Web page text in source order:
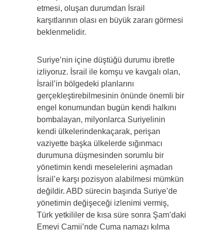
etmesi, oluşan durumdan İsrail
karşıtlarının olası en büyük zararı görmesi
beklenmelidir.
Suriye’nin içine düştüğü durumu ibretle
izliyoruz. İsrail ile komşu ve kavgalı olan,
İsrail’in bölgedeki planlarını
gerçekleştirebilmesinin önünde önemli bir
engel konumundan bugün kendi halkını
bombalayan, milyonlarca Suriyelinin
kendi ülkelerindenkaçarak, perişan
vaziyette başka ülkelerde sığınmacı
durumuna düşmesinden sorumlu bir
yönetimin kendi meselelerini aşmadan
İsrail’e karşı pozisyon alabilmesi mümkün
değildir. ABD sürecin başında Suriye’de
yönetimin değişeceği izlenimi vermiş,
Türk yetkililer de kısa süre sonra Şam’daki
Emevi Camii’nde Cuma namazı kılma